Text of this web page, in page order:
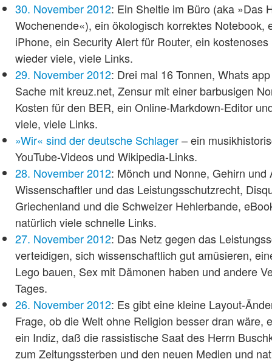
30. November 2012: Ein Sheltie im Büro (aka »Das
Wochenende«), ein ökologisch korrektes Notebook,
iPhone, ein Security Alert für Router, ein
wieder viele, viele Links.
29. November 2012: Drei mal 16 Tonnen, Whats
Sache mit kreuz.net, Zensur mit einer barbusigen
Kosten für den BER, ein Online-Markdown-Editor
viele, viele Links.
»Wir« sind der deutsche Schlager– ein
YouTube-Videos und Wikipedia-Links.
28. November 2012: Mönch und Nonne, Gehirn und
Wissenschaftler und das Leistungsschutzrecht,
Griechenland und die Schweizer Hehlerbande,
natürlich viele schnelle Links.
27. November 2012: Das Netz gegen das
verteidigen, sich wissenschaftlich gut amüsieren,
Lego bauen, Sex mit Dämonen haben und andere
Tages.
26. November 2012: Es gibt eine kleine Layout-
Frage, ob die Welt ohne Religion besser dran wäre,
ein Indiz, daß die rassistische Saat des Herrn
zum Zeitungssterben und den neuen Medien und